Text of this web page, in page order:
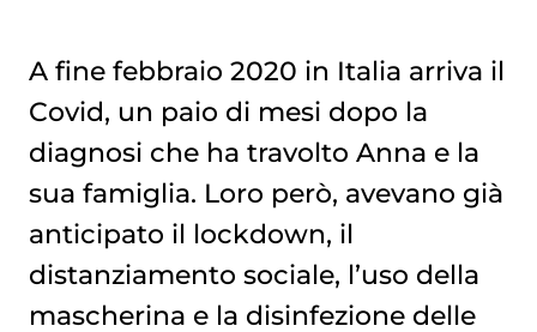
A fine febbraio 2020 in Italia arriva il
Covid, un paio di mesi dopo la
diagnosi che ha travolto Anna e la
sua famiglia. Loro però, avevano già
anticipato il lockdown, il
distanziamento sociale, l’uso della
mascherina e la disinfezione delle